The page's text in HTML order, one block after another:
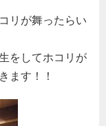
リが舞ったらい
をしてホコリが
ます！！